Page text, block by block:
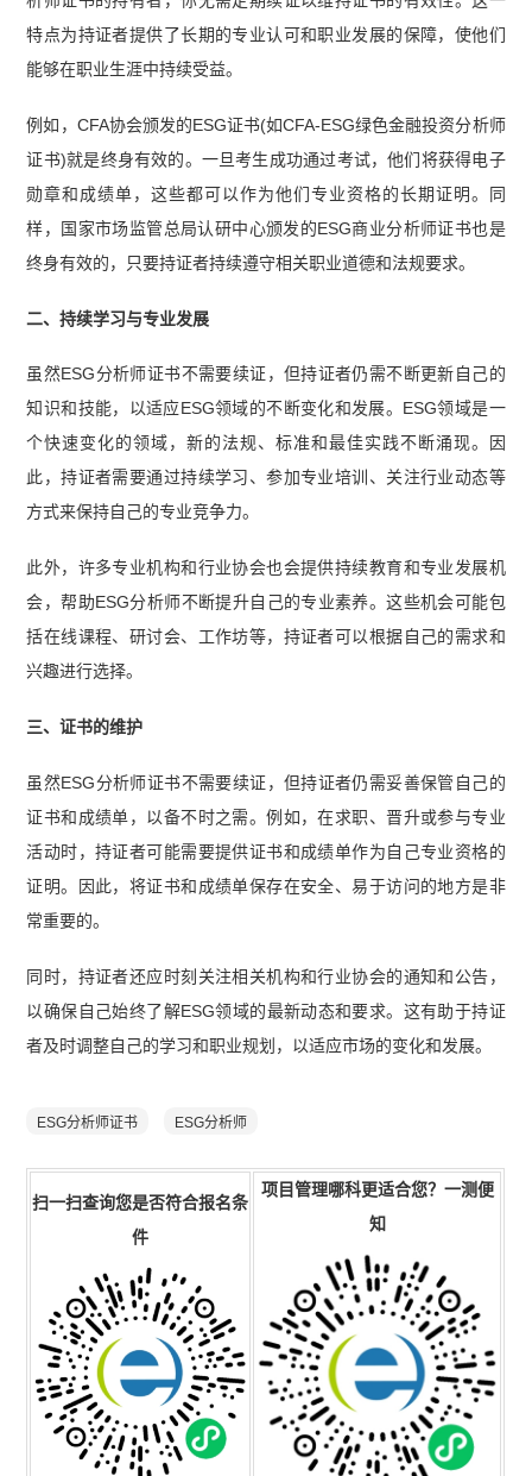
【五粮液案例-2023年度ESG报告】
特点为持证者提供了长期的专业认可和职业发展的保障，使他们
能够在职业生涯中持续受益。
例如，CFA协会颁发的ESG证书(如CFA-ESG绿色金融投资分析师
证书)就是终身有效的。一旦考生成功通过考试，他们将获得电子
勋章和成绩单，这些都可以作为他们专业资格的长期证明。同
样，国家市场监管总局认研中心颁发的ESG商业分析师证书也是
终身有效的，只要持证者持续遵守相关职业道德和法规要求。
二、持续学习与专业发展
虽然ESG分析师证书不需要续证，但持证者仍需不断更新自己的
知识和技能，以适应ESG领域的不断变化和发展。ESG领域是一
个快速变化的领域，新的法规、标准和最佳实践不断涌现。因
此，持证者需要通过持续学习、参加专业培训、关注行业动态等
方式来保持自己的专业竞争力。
此外，许多专业机构和行业协会也会提供持续教育和专业发展机
会，帮助ESG分析师不断提升自己的专业素养。这些机会可能包
括在线课程、研讨会、工作坊等，持证者可以根据自己的需求和
兴趣进行选择。
三、证书的维护
虽然ESG分析师证书不需要续证，但持证者仍需妥善保管自己的
证书和成绩单，以备不时之需。例如，在求职、晋升或参与专业
活动时，持证者可能需要提供证书和成绩单作为自己专业资格的
证明。因此，将证书和成绩单保存在安全、易于访问的地方是非
常重要的。
同时，持证者还应时刻关注相关机构和行业协会的通知和公告，
以确保自己始终了解ESG领域的最新动态和要求。这有助于持证
者及时调整自己的学习和职业规划，以适应市场的变化和发展。
ESG分析师证书 ESG分析师
扫一扫查询您是否符合报名条
件
项目管理哪科更适合您？一测便
知